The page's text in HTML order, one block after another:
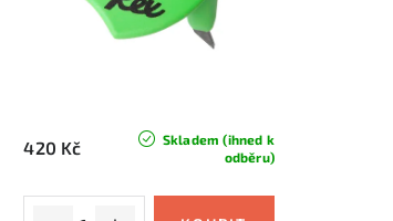
Skladem (ihned k
odběru)
420 Kč